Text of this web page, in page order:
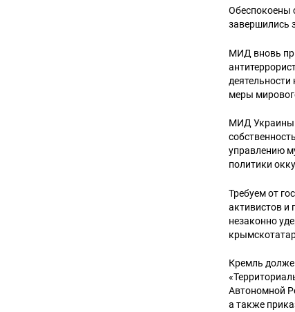
Обеспокоены
завершились
МИД вновь
меры
МИД Украины
управлению
политики
Требуем от
активистов и
незаконно
Кремль
Автономной
а также